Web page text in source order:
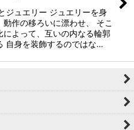
ジュエリー ジュエリーを身
作の移ろいに漂わせ、 そこ
によって、互いの内なる輪郭
自身を装飾するのではな…